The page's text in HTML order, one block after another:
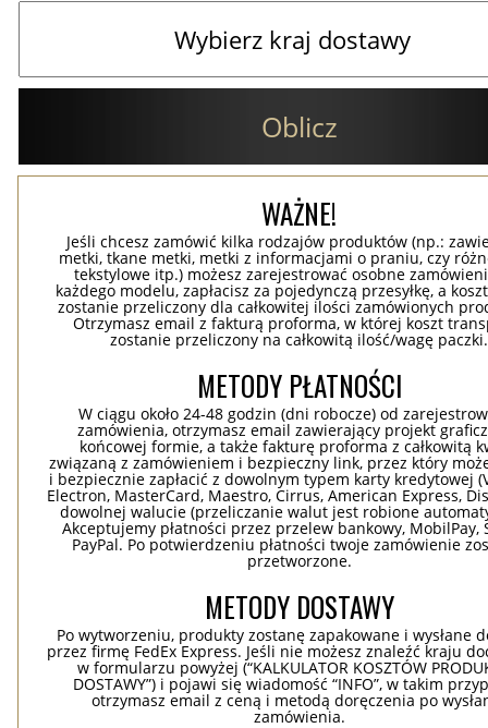
Oblicz
WAŻNE!
Jeśli chcesz zamówić kilka rodzajów produktów (np.:
metki, tkane metki, metki z informacjami o praniu, czy
tekstylowe itp.) możesz zarejestrować osobne
każdego modelu, zapłacisz za pojedynczą przesyłkę, a
zostanie przeliczony dla całkowitej ilości zamówionych
Otrzymasz email z fakturą proforma, w której koszt
zostanie przeliczony na całkowitą ilość/wagę paczki.
METODY PŁATNOŚCI
W ciągu około 24-48 godzin (dni robocze) od
zamówienia, otrzymasz email zawierający projekt
końcowej formie, a także fakturę proforma z całkowitą
związaną z zamówieniem i bezpieczny link, przez który
i bezpiecznie zapłacić z dowolnym typem karty kredytowej
Electron, MasterCard, Maestro, Cirrus, American Express,
dowolnej walucie (przeliczanie walut jest robione
Akceptujemy płatności przez przelew bankowy, MobilPay,
PayPal. Po potwierdzeniu płatności twoje zamówienie
przetworzone.
METODY DOSTAWY
Po wytworzeniu, produkty zostanę zapakowane i wysłane
przez firmę FedEx Express. Jeśli nie możesz znaleźć kraju
w formularzu powyżej (“KALKULATOR KOSZTÓW
DOSTAWY”) i pojawi się wiadomość “INFO”, w takim
otrzymasz email z ceną i metodą doręczenia po
zamówienia.